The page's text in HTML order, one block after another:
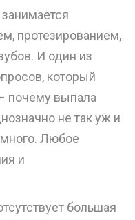
протезированием,
И один из
который
почему выпала
не так уж и
Любое
и
большая